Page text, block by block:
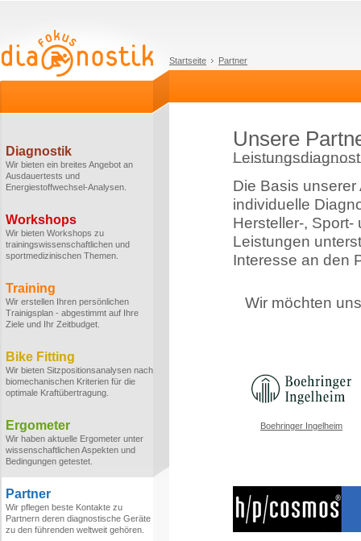
Startseite Partner
Diagnostik
Wir bieten ein breites Angebot an
Ausdauertests und
Energiestoffwechsel-Analysen.
Workshops
Wir bieten Workshops zu
trainingswissenschaftlichen und
sportmedizinischen Themen.
Training
Wir erstellen Ihren persönlichen
Trainigsplan - abgestimmt auf Ihre
Ziele und Ihr Zeitbudget.
Bike Fitting
Wir bieten Sitzpositionsanalysen nach
biomechanischen Kriterien für die
optimale Kraftübertragung.
Ergometer
Wir haben aktuelle Ergometer unter
wissenschaftlichen Aspekten und
Bedingungen getestet.
Partner
Wir pflegen beste Kontakte zu
Partnern deren diagnostische Geräte
zu den führenden weltweit gehören.
Unsere
Die Basis
individuelle
Hersteller-,
Leistungen
Interesse an den
Wir möchten
Boehringer Ingelheim